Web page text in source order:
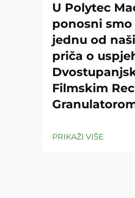
U Polytec
ponosni
jednu od
priča o
Filmskim
PRIKAŽI VIŠE